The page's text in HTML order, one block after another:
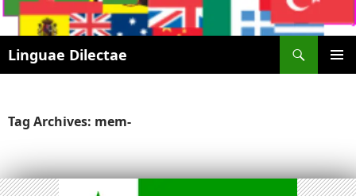
Linguae Dilectae
SKIP
Tag Archives: mem-